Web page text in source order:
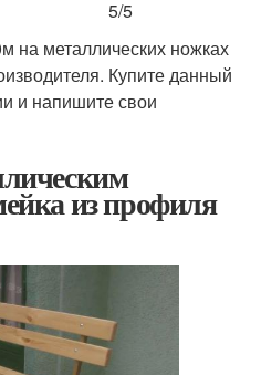
5/5
на металлических ножках
Купите данный
и напишите свои
из профиля